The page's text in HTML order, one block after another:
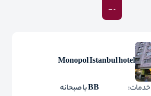
Monopol Istanbul hotel
خدمات:
BB با صبحانه